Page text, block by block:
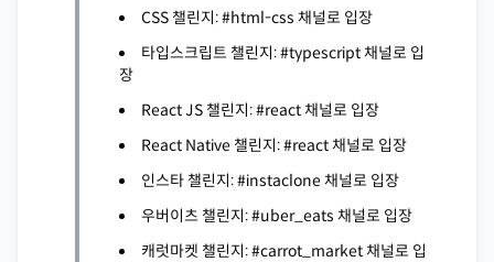
CSS 챌린지: #html-css 채널로 입장
타입스크립트 챌린지: #typescript 채널로 입
장
React JS 챌린지: #react 채널로 입장
React Native 챌린지: #react 채널로 입장
인스타 챌린지: #instaclone 채널로 입장
우버이츠 챌린지: #uber_eats 채널로 입장
캐럿마켓 챌린지: #carrot_market 채널로 입